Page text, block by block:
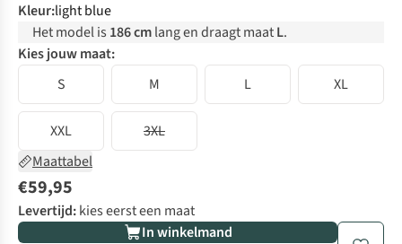
Kleur:light blue
Het model is 186 cmlang en draagt maatL.
Kies jouw maat:
S
M L XL
XXL
3XL
Maattabel
€59,95
Levertijd:kies eerst een maat
In winkelmand